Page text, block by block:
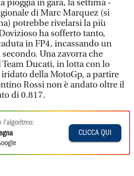
pioggia in gara, la settima -
di Marc Marquez (si
potrebbe rivelarsi la più
ha sofferto tanto,
in FP4, incassando un
Una zavorra che
Ducati, in lotta con lo
della MotoGp, a partire
Rossi non è andato oltre il
di 0.817.
l'algoritmo:
CLICCA QUI